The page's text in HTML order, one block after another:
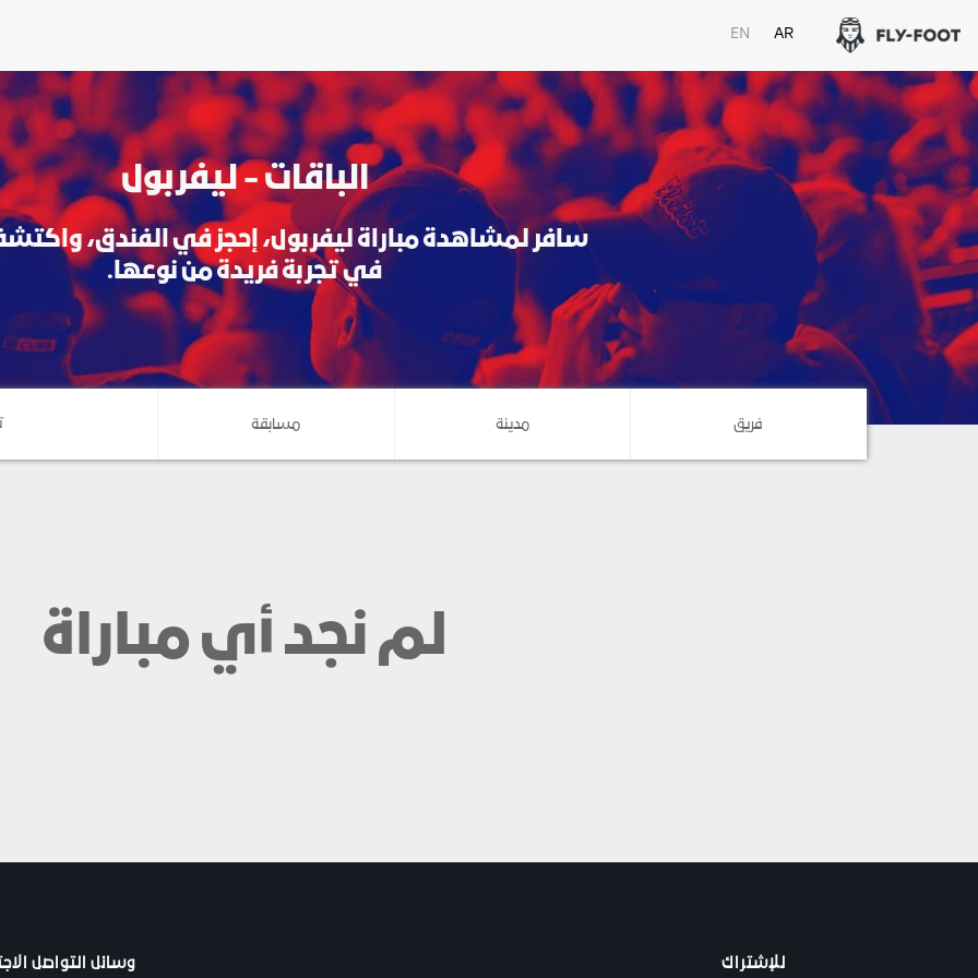
AR
EN
الباقات - ليفربول
سافر لمشاهدة مباراة ليفربول، إحجز في الفندق،
في تجربة فريدة من نوعها.
فريق مدينة مسابقة
لم نجد أي مباراة
للإشتراك وسائل التواصل